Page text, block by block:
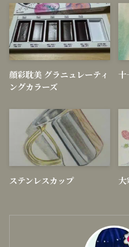
顔彩耽美 グラニュレーティ
ングカラーズ
十
ステンレスカップ